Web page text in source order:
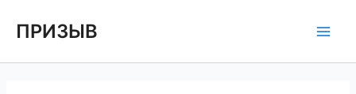
ПРИЗЫВ
по